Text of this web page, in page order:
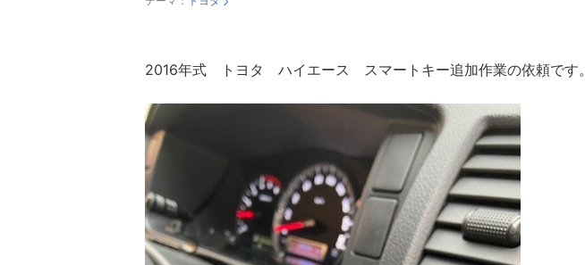
2016年式 トヨタ ハイエース スマートキー追加作業の依頼です。